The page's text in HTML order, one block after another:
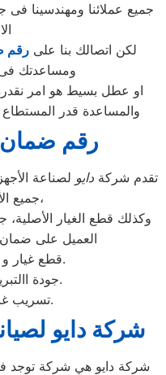
جميع عملائنا ومهندسينا
لكن اتصالك بنا على رقم
ومساعدتك فى
او عطل بسيط هو امر
والمساعدة قدر المستطاع
رقم ضمان
تقدم شركة دايو لصناعة
جميع الأجهزة المنزلية،
وكذلك قطع الغيار
العميل على
قطع غيار و تكلفة صيانة عالية.
جودة االتبريد تقل في الصيف.
تسريب غاز الفريون أحيانا.
شركة دايو
شركة دايو هي شركة توجد في